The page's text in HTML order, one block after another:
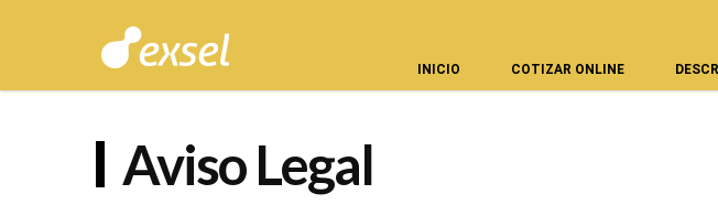
INICIO COTIZAR ONLINE
Aviso Legal